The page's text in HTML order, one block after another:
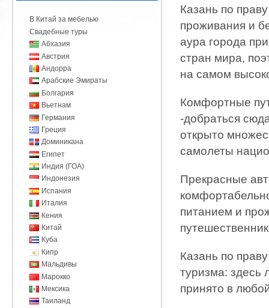
Казань по
проживания и
аура города
стран мира,
на самом
Комфортные
-добраться
открыто
самолеты
Прекрасные
питанием и
Казань по
туризма: здесь
принято в
В Китай за мебелью
Свадебные туры
Абхазия
Австрия
Андорра
Арабские Эмираты
Болгария
Вьетнам
Германия
Греция
Доминикана
Египет
Индия (ГОА)
Индонезия
Испания
Италия
Кения
Китай
Куба
Кипр
Мальдивы
Марокко
Мексика
Таиланд